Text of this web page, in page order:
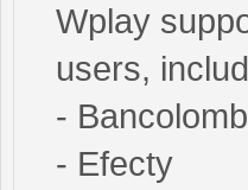
Wplay
users,
-
- Efecty